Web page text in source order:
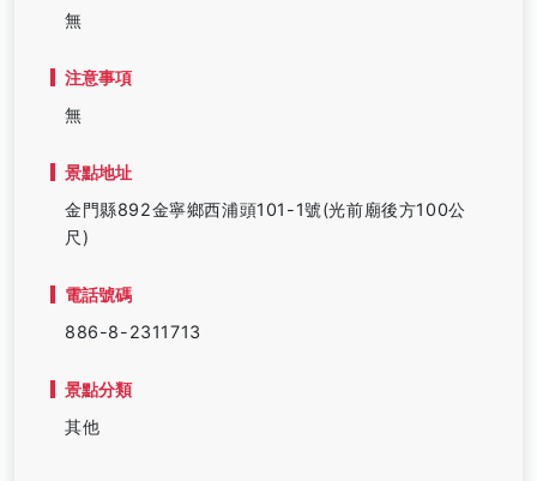
無
注意事項
無
景點地址
金門縣892金寧鄉西浦頭101-1號(光前廟後方100公
尺)
電話號碼
886-8-2311713
景點分類
其他